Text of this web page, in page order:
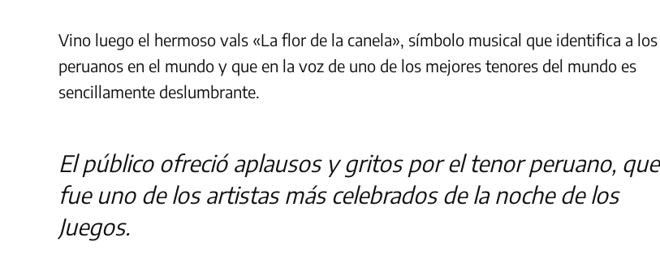
Vino luego el hermoso vals «La flor de la canela», símbolo musical que identifica a los
peruanos en el mundo y que en la voz de uno de los mejores tenores del mundo es
sencillamente deslumbrante.
El público ofreció aplausos y gritos por el tenor peruano, que
fue uno de los artistas más celebrados de la noche de los
Juegos.